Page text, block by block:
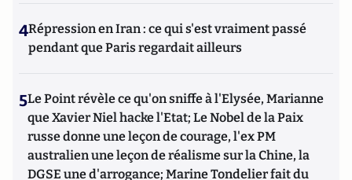
4Répression en Iran : ce qui s'est vraiment passé
pendant que Paris regardait ailleurs
5Le Point révèle ce qu'on sniffe à l'Elysée, Marianne
que Xavier Niel hacke l'Etat; Le Nobel de la Paix
russe donne une leçon de courage, l'ex PM
australien une leçon de réalisme sur la Chine, la
DGSE une d'arrogance; Marine Tondelier fait du